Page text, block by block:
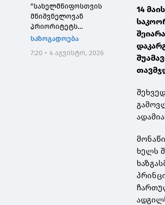
"სახელმწიფოსთვის
მნიშვნელოვან
პრიორიტეტს
საქართველოს ტყეების,
დეგრადირებული
საზოგადოება
7:20 • 4 აგვისტო, 2026
14
ხელს